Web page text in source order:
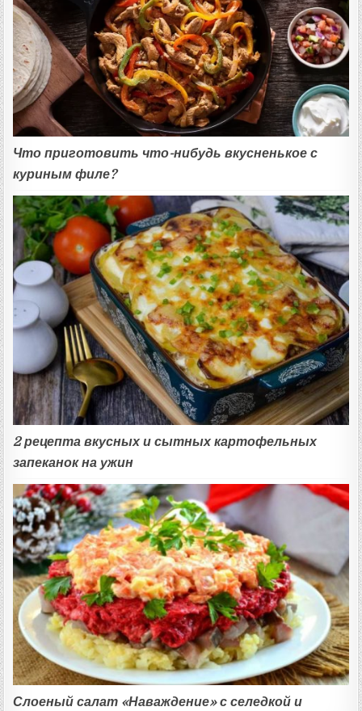
Что приготовить что-нибудь вкусненькое с
куриным филе?
2 рецепта вкусных и сытных картофельных
запеканок на ужин
Слоеный салат «Наваждение» с селедкой и